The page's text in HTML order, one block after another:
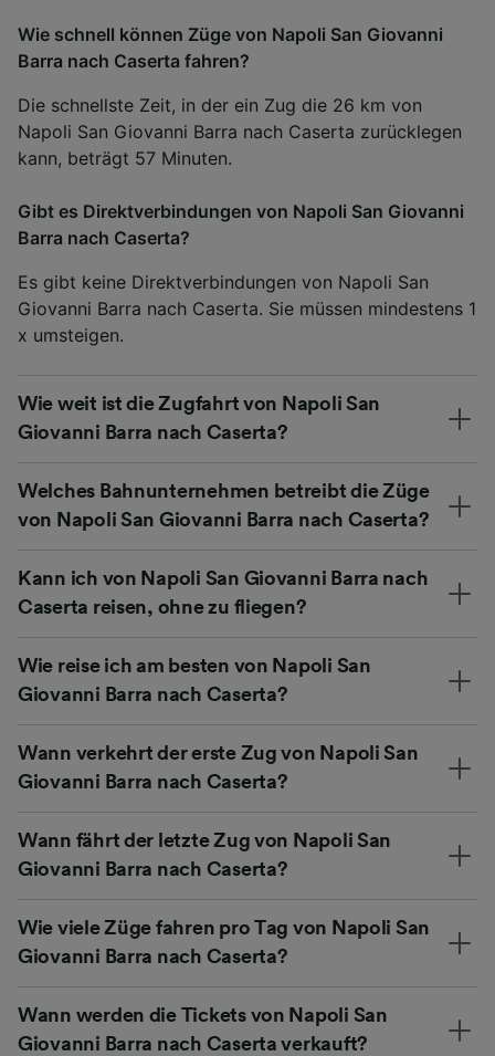
Wie schnell können Züge von Napoli San Giovanni
Barra nach Caserta fahren?
Die schnellste Zeit, in der ein Zug die 26 km von
Napoli San Giovanni Barra nach Caserta zurücklegen
kann, beträgt 57 Minuten.
Gibt es Direktverbindungen von Napoli San Giovanni
Barra nach Caserta?
Es gibt keine Direktverbindungen von Napoli San
Giovanni Barra nach Caserta. Sie müssen mindestens 1
x umsteigen.
Wie weit ist die Zugfahrt von Napoli San
Giovanni Barra nach Caserta?
Welches Bahnunternehmen betreibt die Züge
von Napoli San Giovanni Barra nach Caserta?
Kann ich von Napoli San Giovanni Barra nach
Caserta reisen, ohne zu fliegen?
Wie reise ich am besten von Napoli San
Giovanni Barra nach Caserta?
Wann verkehrt der erste Zug von Napoli San
Giovanni Barra nach Caserta?
Wann fährt der letzte Zug von Napoli San
Giovanni Barra nach Caserta?
Wie viele Züge fahren pro Tag von Napoli San
Giovanni Barra nach Caserta?
Wann werden die Tickets von Napoli San
Giovanni Barra nach Caserta verkauft?